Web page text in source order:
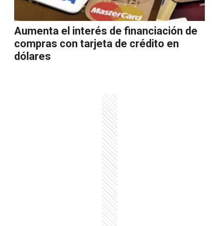
Aumenta el interés de financiación de
compras con tarjeta de crédito en
dólares